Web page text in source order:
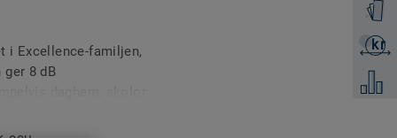
Beställ
kr
Jämför
i Excellence-familjen,
8 dB